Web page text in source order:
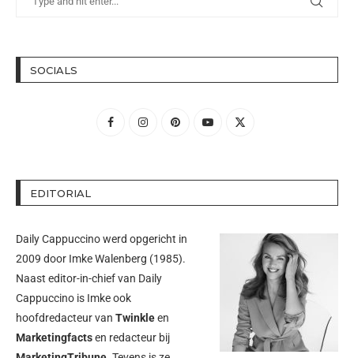
SOCIALS
EDITORIAL
Daily Cappuccino werd opgericht in
2009 door Imke Walenberg (1985).
Naast editor-in-chief van Daily
Cappuccino is Imke ook
hoofdredacteur van Twinkleen
Marketingfactsen redacteur bij